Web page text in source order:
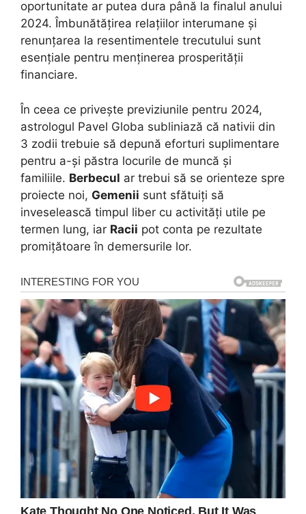
oportunitate ar putea dura până la finalul anului
2024. Îmbunătățirea relațiilor interumane și
renunțarea la resentimentele trecutului sunt
esențiale pentru menținerea prosperității
financiare.
În ceea ce privește previziunile pentru 2024,
astrologul Pavel Globa subliniază că nativii din
3 zodii trebuie să depună eforturi suplimentare
pentru a-și păstra locurile de muncă și
familiile. Berbecul ar trebui să se orienteze spre
proiecte noi, Gemenii sunt sfătuiți să
inveselească timpul liber cu activități utile pe
termen lung, iar Racii pot conta pe rezultate
promițătoare în demersurile lor.